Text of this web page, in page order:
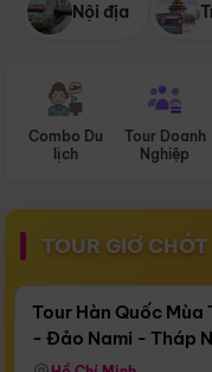
Nội địa
Combo Du
lịch
Tour Doanh
Nghiệp
TOUR GIỜ CHÓT
Còn16 ngày 18:12:49
Bay Sun Phuquoc
Tour Hàn Quốc
- Đảo Nami - Tháp
Airways)